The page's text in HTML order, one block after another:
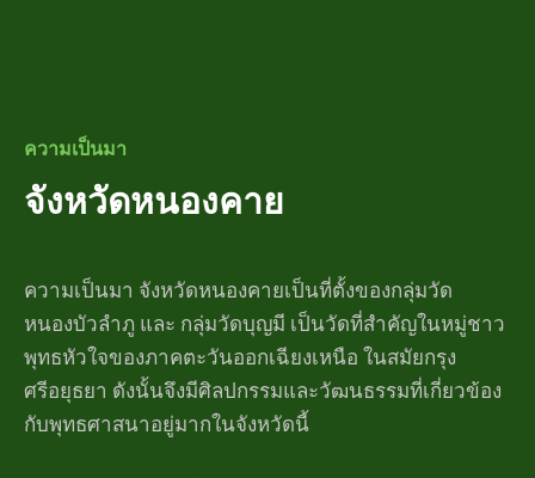
ความเป็นมา
จังหวัดหนองคาย
ความเป็นมา จังหวัดหนองคายเป็นที่ตั้งของกลุ่มวัด
หนองบัวลำภู และ กลุ่มวัดบุญมี เป็นวัดที่สำคัญในหมู่ชาว
พุทธหัวใจของภาคตะวันออกเฉียงเหนือ ในสมัยกรุง
ศรีอยุธยา ดังนั้นจึงมีศิลปกรรมและวัฒนธรรมที่เกี่ยวข้อง
กับพุทธศาสนาอยู่มากในจังหวัดนี้